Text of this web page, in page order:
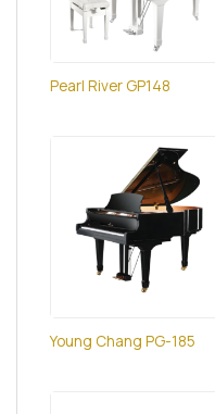
Pearl River GP148
Young Chang PG-185